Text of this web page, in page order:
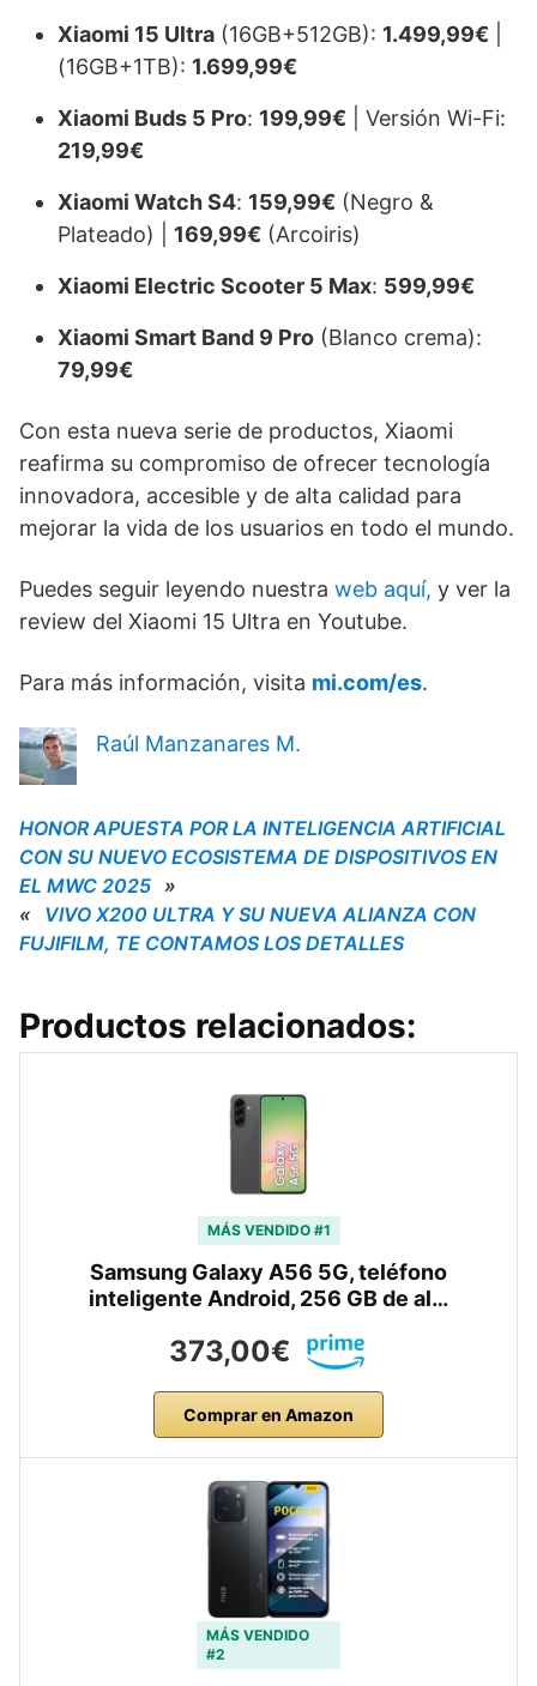
Xiaomi 15 Ultra (16GB+512GB): 1.499,99€
(16GB+1TB): 1.699,99€
Xiaomi Buds 5 Pro: 199,99€ | Versión Wi-Fi:
219,99€
Xiaomi Watch S4: 159,99€ (Negro &
Plateado) | 169,99€ (Arcoiris)
Xiaomi Electric Scooter 5 Max: 599,99€
Xiaomi Smart Band 9 Pro (Blanco crema):
79,99€
Con esta nueva serie de productos, Xiaomi
reafirma su compromiso de ofrecer tecnología
innovadora, accesible y de alta calidad para
mejorar la vida de los usuarios en todo el mundo.
Puedes seguir leyendo nuestra web aquí, y ver la
review del Xiaomi 15 Ultra en Youtube.
Para más información, visita mi.com/es.
Raúl Manzanares M.
HONOR APUESTA POR LA INTELIGENCIA ARTIFICIAL
CON SU NUEVO ECOSISTEMA DE DISPOSITIVOS EN
EL MWC 2025 »
«
VIVO X200 ULTRA Y SU NUEVA ALIANZA CON
FUJIFILM, TE CONTAMOS LOS DETALLES
Productos relacionados:
MÁS VENDIDO #1
Samsung Galaxy A56 5G, teléfono
inteligente Android, 256 GB de al…
373,00€
Comprar en Amazon
MÁS VENDIDO
#2